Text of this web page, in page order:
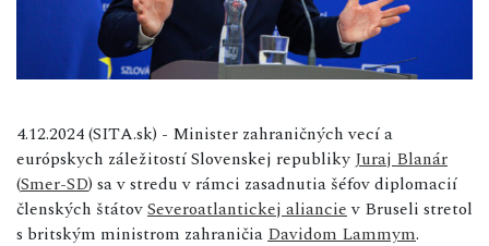
4.12.2024 (SITA.sk) - Minister zahraničných vecí a
európskych záležitostí Slovenskej republiky Juraj Blanár
(Smer-SD) sa v stredu v rámci zasadnutia šéfov diplomacií
členských štátovSeveroatlantickej alianciev Bruseli stretol
s britským ministrom zahraničia Davidom Lammym.